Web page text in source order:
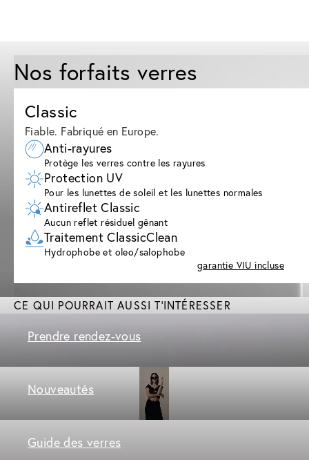
Nos forfaits verres
Classic
Fiable. Fabriqué en Europe.
Anti-rayures
Protège les verres contre les rayures
Protection UV
Pour les lunettes de soleil et les lunettes normales
Antireflet Classic
Aucun reflet résiduel gênant
Traitement ClassicClean
Hydrophobe et oleo/salophobe
garantie VIU incluse
CE QUI POURRAIT AUSSI T'INTÉRESSER
Prendre rendez-vous
Nouveautés
Guide des verres